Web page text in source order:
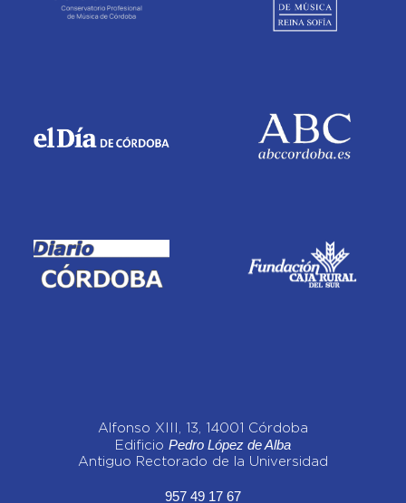
Alfonso XIII, 13, 14001 Córdoba
Edificio Pedro López de Alba
Antiguo Rectorado de la Universidad
957 49 17 67